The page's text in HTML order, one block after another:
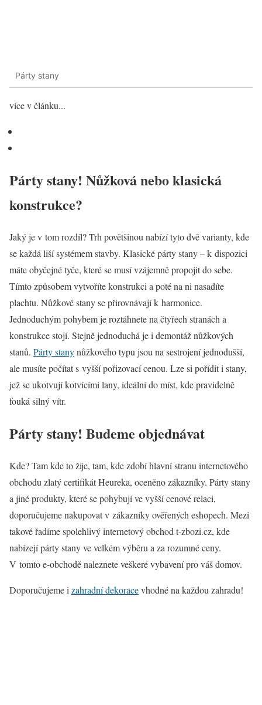
Párty stany
více v článku...
Párty stany! Nůžková nebo klasická
konstrukce?
Jaký je v tom rozdíl? Trh povětšinou nabízí tyto dvě varianty, kde
se každá liší systémem stavby. Klasické párty stany – k dispozici
máte obyčejné tyče, které se musí vzájemně propojit do sebe.
Tímto způsobem vytvoříte konstrukci a poté na ni nasadíte
plachtu. Nůžkové stany se přirovnávají k harmonice.
Jednoduchým pohybem je roztáhnete na čtyřech stranách a
konstrukce stojí. Stejně jednoduchá je i demontáž nůžkových
stanů. Párty stanynůžkového typu jsou na sestrojení jednodušší,
ale musíte počítat s vyšší pořizovací cenou. Lze si pořídit i stany,
jež se ukotvují kotvícími lany, ideální do míst, kde pravidelně
fouká silný vítr.
Párty stany! Budeme objednávat
Kde? Tam kde to žije, tam, kde zdobí hlavní stranu internetového
obchodu zlatý certifikát Heureka, oceněno zákazníky. Párty stany
a jiné produkty, které se pohybují ve vyšší cenové relaci,
doporučujeme nakupovat v zákazníky ověřených eshopech. Mezi
takové řadíme spolehlivý internetový obchod t-zbozi.cz, kde
nabízejí párty stany ve velkém výběru a za rozumné ceny.
V tomto e-obchodě naleznete veškeré vybavení pro váš domov.
Doporučujeme i zahradní dekoracevhodné na každou zahradu!